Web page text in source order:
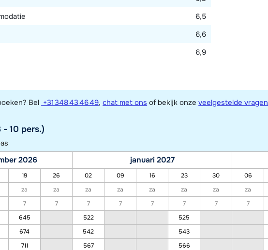
6,5
6,6
6,9
Bel +31 348 43 46 49,chat met ons of bekijk onzeveelgestelde vragen
10 pers.)
2026 januari 2027
19 26 02 09 16 23 30 06
za za za za za za za za
7 7 7 7 7 7 7 7
645 522 525
674 542 543
711 567 566